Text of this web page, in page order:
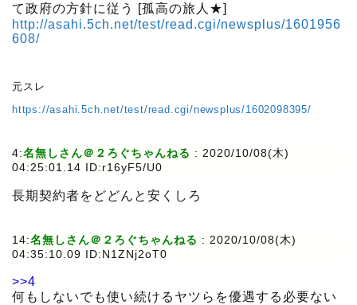
て政府の方針に従う [孤高の旅人★]
http://asahi.5ch.net/test/read.cgi/newsplus/1601956
608/
元スレ
https://asahi.5ch.net/test/read.cgi/newsplus/1602098395/
4:名無しさん＠２ろぐちゃんねる : 2020/10/08(木)
04:25:01.14 ID:r16yF5/U0
長期契約者をどどんと安くしろ
14:名無しさん＠２ろぐちゃんねる : 2020/10/08(木)
04:35:10.09 ID:N1ZNj2oT0
>>4
何もしないでも使い続けるヤツらを優遇する必要ない